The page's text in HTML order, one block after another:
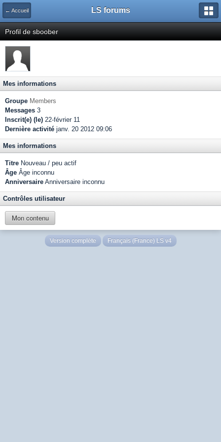
← Accueil LS forums
Profil de sboober
Mes informations
Groupe Members
Messages 3
Inscrit(e) (le) 22-février 11
Dernière activité janv. 20 2012 09:06
Mes informations
Titre Nouveau / peu actif
Âge Âge inconnu
Anniversaire Anniversaire inconnu
Contrôles utilisateur
Mon contenu
Version complète Français (France) LS v4